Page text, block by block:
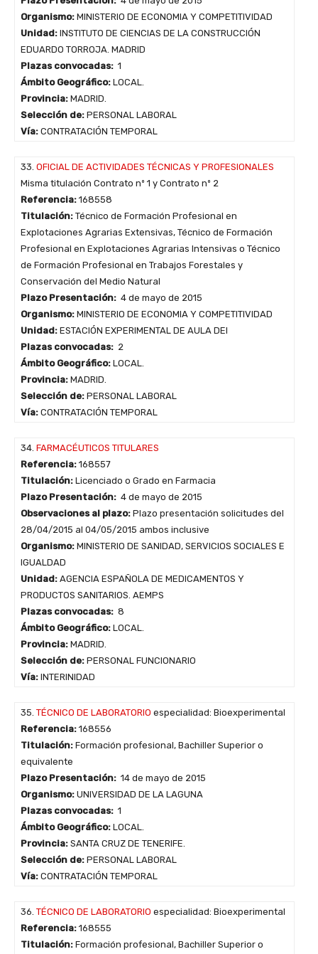
Organismo: MINISTERIO DE ECONOMIA Y COMPETITIVIDAD
Unidad: INSTITUTO DE CIENCIAS DE LA CONSTRUCCIÓN
EDUARDO TORROJA. MADRID
Plazas convocadas: 1
Ámbito Geográfico: LOCAL.
Provincia: MADRID.
Selección de: PERSONAL LABORAL
Vía: CONTRATACIÓN TEMPORAL
33. OFICIAL DE ACTIVIDADES TÉCNICAS Y PROFESIONALES
Misma titulación Contrato nº 1 y Contrato nº 2
Referencia: 168558
Titulación: Técnico de Formación Profesional en
Explotaciones Agrarias Extensivas, Técnico de Formación
Profesional en Explotaciones Agrarias Intensivas o Técnico
de Formación Profesional en Trabajos Forestales y
Conservación del Medio Natural
Plazo Presentación: 4 de mayo de 2015
Organismo: MINISTERIO DE ECONOMIA Y COMPETITIVIDAD
Unidad: ESTACIÓN EXPERIMENTAL DE AULA DEI
Plazas convocadas: 2
Ámbito Geográfico: LOCAL.
Provincia: MADRID.
Selección de: PERSONAL LABORAL
Vía: CONTRATACIÓN TEMPORAL
34. FARMACÉUTICOS TITULARES
Referencia: 168557
Titulación: Licenciado o Grado en Farmacia
Plazo Presentación: 4 de mayo de 2015
Observaciones al plazo: Plazo presentación solicitudes del
28/04/2015 al 04/05/2015 ambos inclusive
Organismo: MINISTERIO DE SANIDAD, SERVICIOS SOCIALES E
IGUALDAD
Unidad: AGENCIA ESPAÑOLA DE MEDICAMENTOS Y
PRODUCTOS SANITARIOS. AEMPS
Plazas convocadas: 8
Ámbito Geográfico: LOCAL.
Provincia: MADRID.
Selección de: PERSONAL FUNCIONARIO
Vía: INTERINIDAD
35. TÉCNICO DE LABORATORIO especialidad: Bioexperimental
Referencia: 168556
Titulación: Formación profesional, Bachiller Superior o
equivalente
Plazo Presentación: 14 de mayo de 2015
Organismo: UNIVERSIDAD DE LA LAGUNA
Plazas convocadas: 1
Ámbito Geográfico: LOCAL.
Provincia: SANTA CRUZ DE TENERIFE.
Selección de: PERSONAL LABORAL
Vía: CONTRATACIÓN TEMPORAL
36. TÉCNICO DE LABORATORIO especialidad: Bioexperimental
Referencia: 168555
Titulación: Formación profesional, Bachiller Superior o